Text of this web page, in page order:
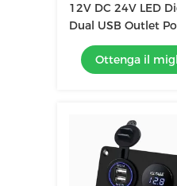
12V DC 24V LED
Dual USB Outlet
Panel 3.1A
Ottenga il